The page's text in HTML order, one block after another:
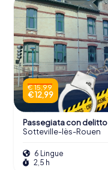
€ 15,99
€ 12,99
Passegiata con delitto
Sotteville-lès-Rouen
6 Lingue
2,5 h